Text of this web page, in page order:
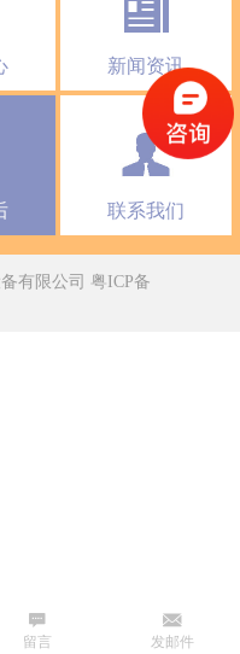
新闻资讯
联系我们
有限公司 粤ICP备
发邮件
留言